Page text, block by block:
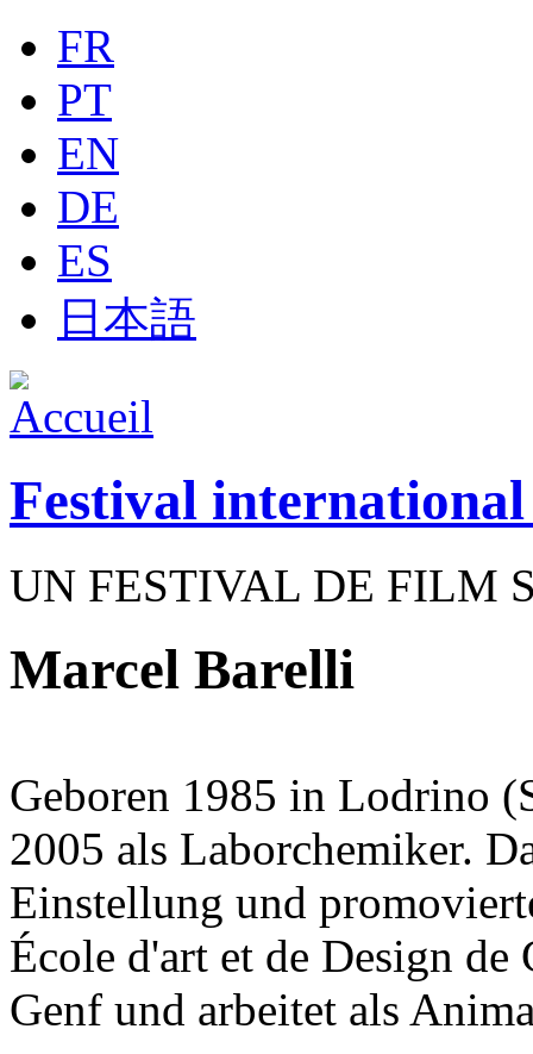
Jump to navigation
FR
PT
EN
DE
ES
日本語
Festival
UN FESTIVAL DE FILM
Marcel Barelli
Geboren 1985 in Lodrino
2005 als Laborchemiker.
Einstellung und
École d'art et de Design
Genf und arbeitet als